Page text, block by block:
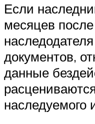
Если
месяцев
документов,
данные
наследуемого